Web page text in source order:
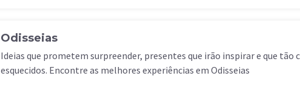
Odisseias
Ideias que prometem surpreender, presentes que irão inspirar e que tão
esquecidos. Encontre as melhores experiências em Odisseias